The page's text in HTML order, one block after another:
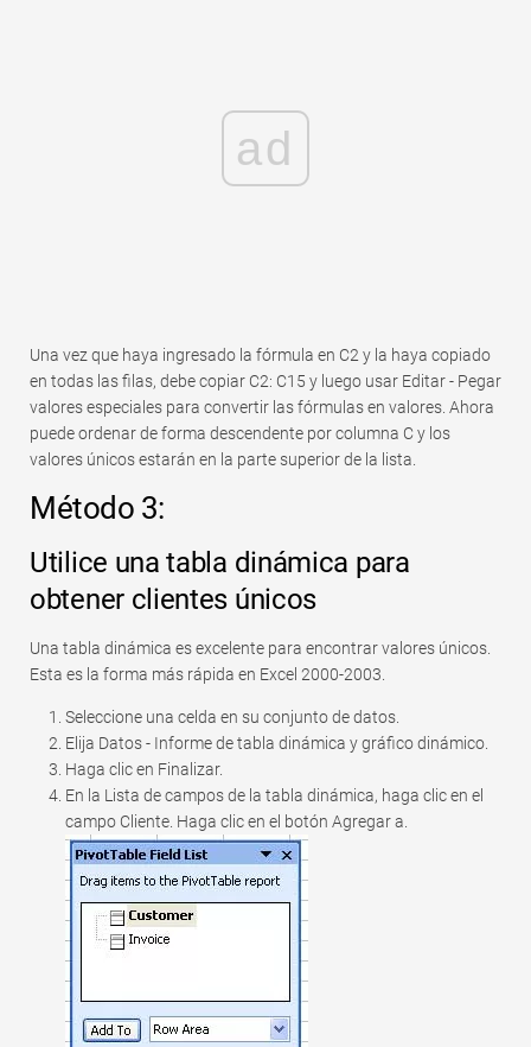
ad
Una vez que haya ingresado la fórmula en C2 y la haya copiado
en todas las filas, debe copiar C2: C15 y luego usar Editar - Pegar
valores especiales para convertir las fórmulas en valores. Ahora
puede ordenar de forma descendente por columna C y los
valores únicos estarán en la parte superior de la lista.
Método 3:
Utilice una tabla dinámica para
obtener clientes únicos
Una tabla dinámica es excelente para encontrar valores únicos.
Esta es la forma más rápida en Excel 2000-2003.
Seleccione una celda en su conjunto de datos.
Elija Datos - Informe de tabla dinámica y gráfico dinámico.
Haga clic en Finalizar.
En la Lista de campos de la tabla dinámica, haga clic en el
campo Cliente. Haga clic en el botón Agregar a.